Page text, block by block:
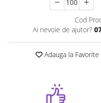
Cod
Ai nevoie de ajutor?
Adauga la Favorite